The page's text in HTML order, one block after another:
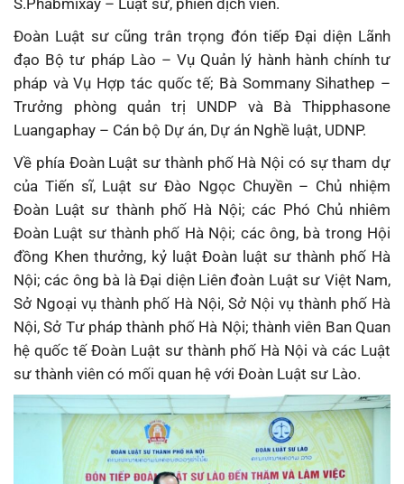
S.Phabmixay – Luật sư, phiên dịch viên.
Đoàn Luật sư cũng trân trọng đón tiếp Đại diện Lãnh
đạo Bộ tư pháp Lào – Vụ Quản lý hành hành chính tư
pháp và Vụ Hợp tác quốc tế; Bà Sommany Sihathep –
Trưởng phòng quản trị UNDP và Bà Thipphasone
Luangaphay – Cán bộ Dự án, Dự án Nghề luật, UDNP.
Về phía Đoàn Luật sư thành phố Hà Nội có sự tham dự
của Tiến sĩ, Luật sư Đào Ngọc Chuyền – Chủ nhiệm
Đoàn Luật sư thành phố Hà Nội; các Phó Chủ nhiêm
Đoàn Luật sư thành phố Hà Nội; các ông, bà trong Hội
đồng Khen thưởng, kỷ luật Đoàn luật sư thành phố Hà
Nội; các ông bà là Đại diện Liên đoàn Luật sư Việt Nam,
Sở Ngoại vụ thành phố Hà Nội, Sở Nội vụ thành phố Hà
Nội, Sở Tư pháp thành phố Hà Nội; thành viên Ban Quan
hệ quốc tế Đoàn Luật sư thành phố Hà Nội và các Luật
sư thành viên có mối quan hệ với Đoàn Luật sư Lào.